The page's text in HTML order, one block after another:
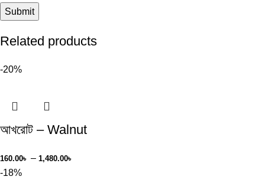
Related products
-20%
আখরোট – Walnut
160.00৳ – 1,480.00৳
-18%